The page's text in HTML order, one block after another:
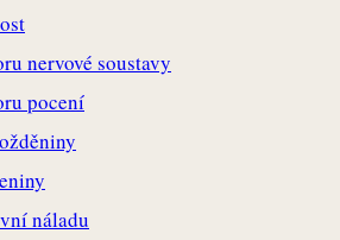
nervové soustavy
pocení
náladu